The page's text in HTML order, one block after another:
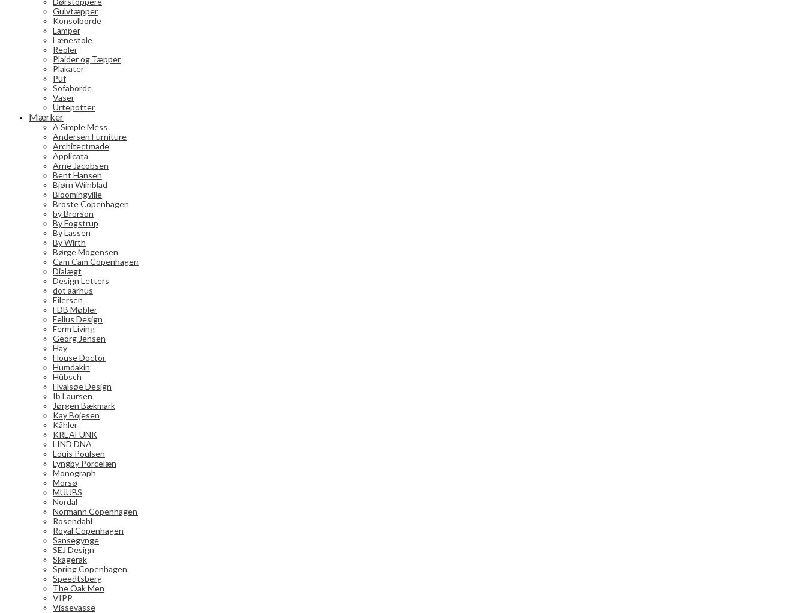
Gulvtæpper
Konsolborde
Lamper
Lænestole
Reoler
Plaider og Tæpper
Plakater
Puf
Sofaborde
Vaser
Urtepotter
Mærker
A Simple Mess
Andersen Furniture
Architectmade
Applicata
Arne Jacobsen
Bent Hansen
Bjørn Wiinblad
Bloomingville
Broste Copenhagen
by Brorson
By Fogstrup
By Lassen
By Wirth
Børge Mogensen
Cam Cam Copenhagen
Dialægt
Design Letters
dot aarhus
Eilersen
FDB Møbler
Felius Design
Ferm Living
Georg Jensen
Hay
House Doctor
Humdakin
Hübsch
Hvalsøe Design
Ib Laursen
Jørgen Bækmark
Kay Bojesen
Kähler
KREAFUNK
LIND DNA
Louis Poulsen
Lyngby Porcelæn
Monograph
Morsø
MUUBS
Nordal
Normann Copenhagen
Rosendahl
Royal Copenhagen
Sansegynge
SEJ Design
Skagerak
Spring Copenhagen
Speedtsberg
The Oak Men
VIPP
Vissevasse